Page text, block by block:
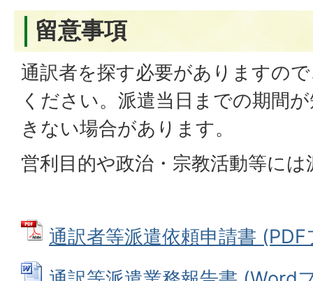
留意事項
通訳者を探す必要がありますの
ください。派遣当日までの期間
きない場合があります。
営利目的や政治・宗教活動等に
通訳者等派遣依頼申請書